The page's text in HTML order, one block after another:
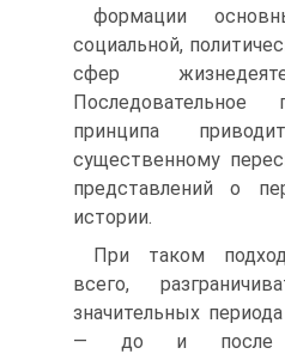
формации
социальной,
сфер
Последовательное
принципа
существенному
представлений о
истории.
При таком
всего,
значительных
— до и после